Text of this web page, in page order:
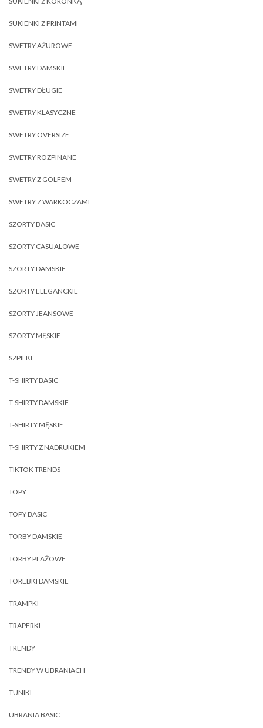
SUKIENKI Z PRINTAMI
SWETRY AŻUROWE
SWETRY DAMSKIE
SWETRY DŁUGIE
SWETRY KLASYCZNE
SWETRY OVERSIZE
SWETRY ROZPINANE
SWETRY Z GOLFEM
SWETRY Z WARKOCZAMI
SZORTY BASIC
SZORTY CASUALOWE
SZORTY DAMSKIE
SZORTY ELEGANCKIE
SZORTY JEANSOWE
SZORTY MĘSKIE
SZPILKI
T-SHIRTY BASIC
T-SHIRTY DAMSKIE
T-SHIRTY MĘSKIE
T-SHIRTY Z NADRUKIEM
TIKTOK TRENDS
TOPY
TOPY BASIC
TORBY DAMSKIE
TORBY PLAŻOWE
TOREBKI DAMSKIE
TRAMPKI
TRAPERKI
TRENDY
TRENDY W UBRANIACH
TUNIKI
UBRANIA BASIC